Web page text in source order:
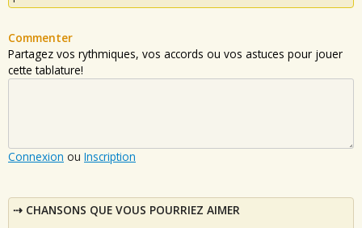
Commenter
Partagez vos rythmiques, vos accords ou vos astuces pour jouer
cette tablature!
Connexion ou Inscription
CHANSONS QUE VOUS POURRIEZ AIMER